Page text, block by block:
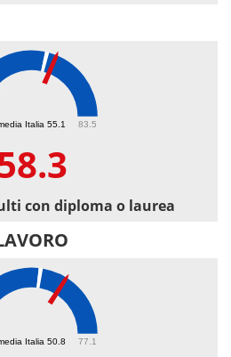
Italia 55.1 83.5
con diploma o laurea
Italia 50.8 77.1